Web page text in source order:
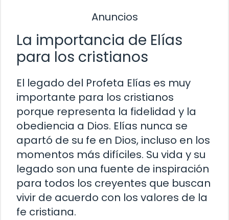
Anuncios
La importancia de Elías
para los cristianos
El legado del Profeta Elías es muy
importante para los cristianos
porque representa la fidelidad y la
obediencia a Dios. Elías nunca se
apartó de su fe en Dios, incluso en los
momentos más difíciles. Su vida y su
legado son una fuente de inspiración
para todos los creyentes que buscan
vivir de acuerdo con los valores de la
fe cristiana.